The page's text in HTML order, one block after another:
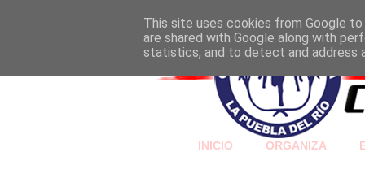
INICIO ORGANIZA
This site uses cookies from Google
are shared with Google along with
statistics, and to detect and address